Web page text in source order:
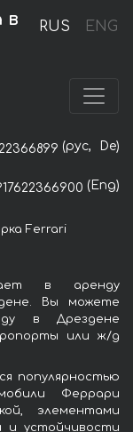
RUS ENG
в
(рус, De)
(Eng)
Ferrari
в аренду
Вы можете
в Дрездене
или ж/д
популярностью
Феррари
элементами
и устойчивости